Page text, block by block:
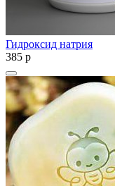
Гидроксид натрия
385 p